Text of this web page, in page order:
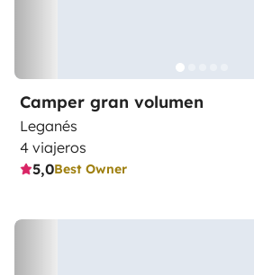
Camper gran volumen
Leganés
4 viajeros
5,0Best Owner